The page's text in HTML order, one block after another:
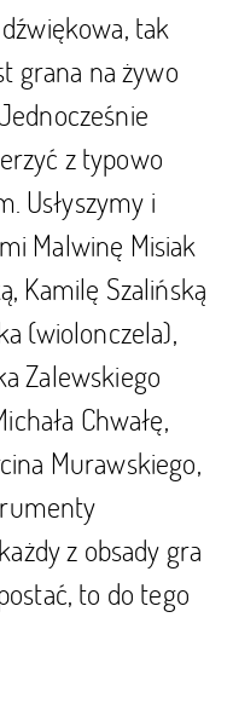
tak
grana na żywo
z typowo
Usłyszymy i
Malwinę Misiak
Kamilę Szalińską
(wiolonczela),
Zalewskiego
Chwałę,
Murawskiego,
z obsady gra
to do tego